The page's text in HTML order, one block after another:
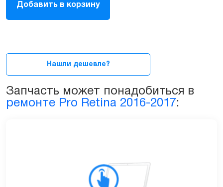
трекпад
(Touchpad
Pro
2016-
2017
Добавить в корзину
Нашли дешевле?
Запчасть может понадобиться в
ремонте Pro Retina 2016-2017: